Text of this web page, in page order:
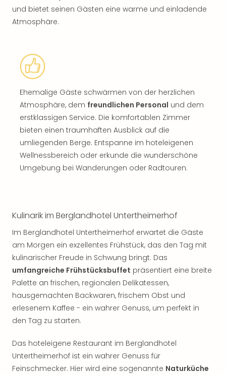
und bietet seinen Gästen eine warme und einladende
Atmosphäre.
Ehemalige Gäste schwärmen von der herzlichen
Atmosphäre, dem freundlichen Personal und dem
erstklassigen Service. Die komfortablen Zimmer
bieten einen traumhaften Ausblick auf die
umliegenden Berge. Entspanne im hoteleigenen
Wellnessbereich oder erkunde die wunderschöne
Umgebung bei Wanderungen oder Radtouren.
Kulinarik im Berglandhotel Untertheimerhof
Im Berglandhotel Untertheimerhof erwartet die Gäste
am Morgen ein exzellentes Frühstück, das den Tag mit
kulinarischer Freude in Schwung bringt. Das
umfangreiche Frühstücksbuffet präsentiert eine breite
Palette an frischen, regionalen Delikatessen,
hausgemachten Backwaren, frischem Obst und
erlesenem Kaffee - ein wahrer Genuss, um perfekt in
den Tag zu starten.
Das hoteleigene Restaurant im Berglandhotel
Untertheimerhof ist ein wahrer Genuss für
Feinschmecker. Hier wird eine sogenannte Naturküche